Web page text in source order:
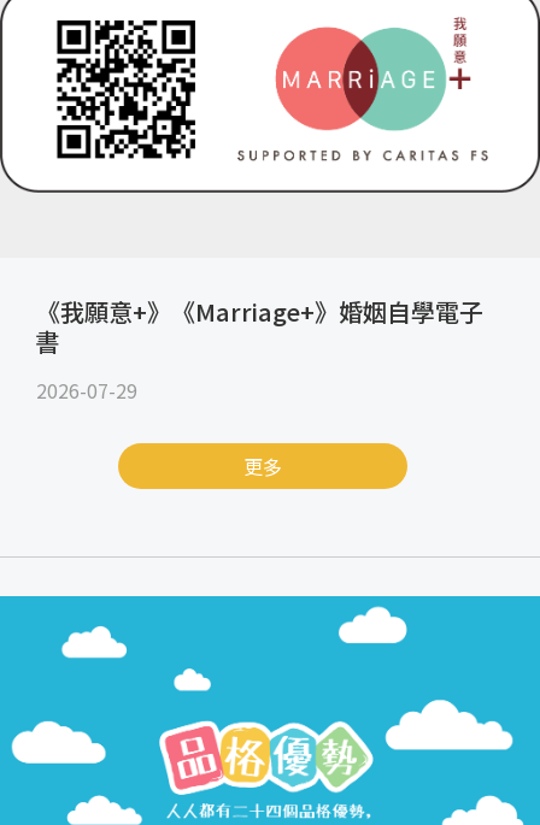
《我願意+》《Marriage+》婚姻自學電子
書
2026-07-29
更多